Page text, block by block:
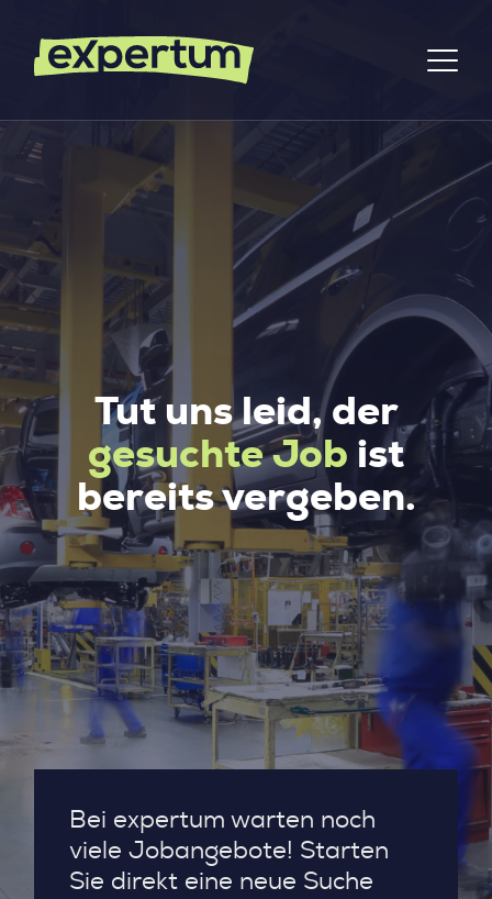
Tut uns leid, der
gesuchte Job ist
bereits vergeben.
Bei expertum warten noch
viele Jobangebote! Starten
Sie direkt eine neue Suche